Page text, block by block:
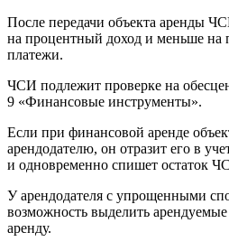
После передачи объекта аренды
на процентный доход и меньше на
платежи.
ЧСИ подлежит проверке на
9 «Финансовые инструменты».
Если при финансовой аренде
арендодателю, он отразит его в
и одновременно спишет остаток
У арендодателя с упрощенными
возможность выделить
аренду.